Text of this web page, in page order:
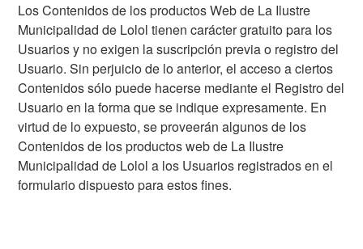
Los Contenidos de los productos Web de La Ilustre
Municipalidad de Lolol tienen carácter gratuito para los
Usuarios y no exigen la suscripción previa o registro del
Usuario. Sin perjuicio de lo anterior, el acceso a ciertos
Contenidos sólo puede hacerse mediante el Registro del
Usuario en la forma que se indique expresamente. En
virtud de lo expuesto, se proveerán algunos de los
Contenidos de los productos web de La Ilustre
Municipalidad de Lolol a los Usuarios registrados en el
formulario dispuesto para estos fines.